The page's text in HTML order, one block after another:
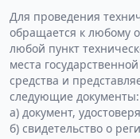
Для проведения
обращается к любому
любой пункт
места
средства и
следующие документы:
а) документ,
б) свидетельство о